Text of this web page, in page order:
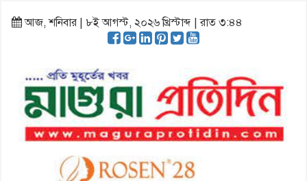
আজ, শনিবার | ৮ই আগস্ট, ২০২৬ খ্রিস্টাব্দ | রাত ৩:৪৪